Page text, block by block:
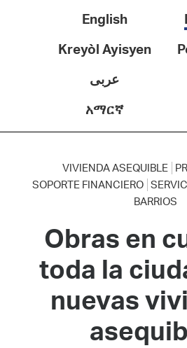
English
Kreyòl Ayisyen
عربى
አማርኛ
VIVIENDA ASEQUIBLE
SOPORTE FINANCIERO
BARRIOS
Obras en
toda la
nuevas